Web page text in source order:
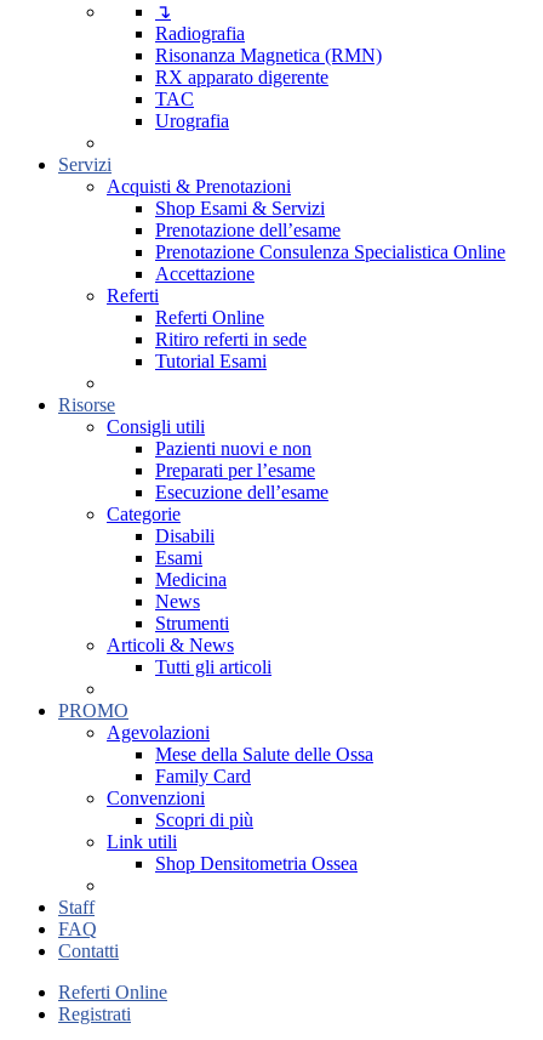
↴
Radiografia
Risonanza Magnetica (RMN)
RX apparato digerente
TAC
Urografia
Servizi
Acquisti & Prenotazioni
Shop Esami & Servizi
Prenotazione dell’esame
Prenotazione Consulenza Specialistica Online
Accettazione
Referti
Referti Online
Ritiro referti in sede
Tutorial Esami
Risorse
Consigli utili
Pazienti nuovi e non
Preparati per l’esame
Esecuzione dell’esame
Categorie
Disabili
Esami
Medicina
News
Strumenti
Articoli & News
Tutti gli articoli
PROMO
Agevolazioni
Mese della Salute delle Ossa
Family Card
Convenzioni
Scopri di più
Link utili
Shop Densitometria Ossea
Staff
FAQ
Contatti
Referti Online
Registrati